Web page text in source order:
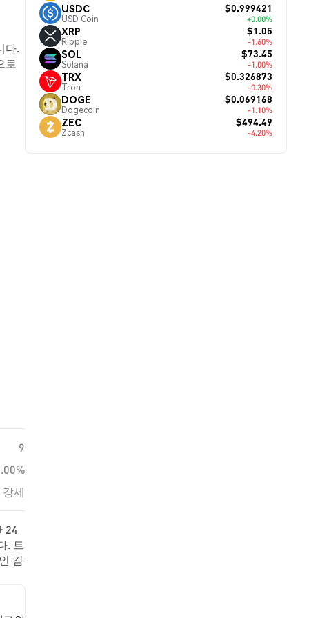
다.
로
9
강세
24
. 트
감
USDC
USD Coin
$0.999421
+0.00%
XRP
Ripple
$1.05
-1.60%
SOL
Solana
$73.45
-1.00%
TRX
Tron
$0.326873
-0.30%
DOGE
Dogecoin
$0.069168
-1.10%
ZEC
Zcash
$494.49
-4.20%